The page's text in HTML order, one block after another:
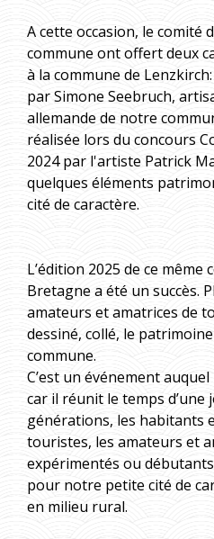
A cette occasion, le comité
commune ont offert deux
à la commune de
par Simone Seebruch,
allemande de notre
réalisée lors du concours
2024 par l'artiste Patrick
quelques éléments
cité de caractère.
L’édition 2025 de ce
Bretagne a été un succès.
amateurs et amatrices de
dessiné, collé, le
commune.
C’est un événement
car il réunit le temps d’une
générations, les habitants
touristes, les amateurs et
expérimentés ou
pour notre petite cité de
en milieu rural.